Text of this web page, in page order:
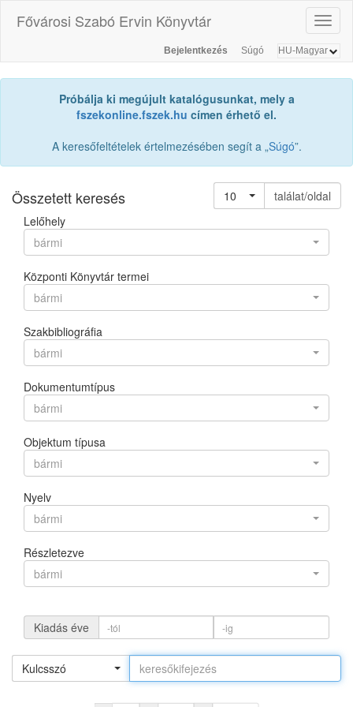
Fővárosi Szabó Ervin Könyvtár
Bejelentkezés Súgó
Próbálja ki megújult katalógusunkat, mely a
fszekonline.fszek.hu címen érhető el.
A keresőfeltételek értelmezésében segít a „Súgó”.
Összetett keresés 10
találat/oldal
Lelőhely
bármi
Központi Könyvtár termei
bármi
Szakbibliográfia
bármi
Dokumentumtípus
bármi
Objektum típusa
bármi
Nyelv
bármi
Részletezve
bármi
Kiadás éve
Kulcsszó